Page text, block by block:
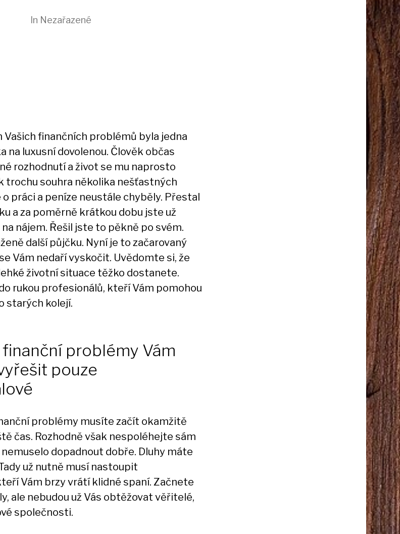
In Nezařazené
Vašich finančních problémů byla jedna
na luxusní dovolenou. Člověk občas
rozhodnutí a život se mu naprosto
trochu souhra několika nešťastných
o práci a peníze neustále chyběly. Přestal
a za poměrně krátkou dobu jste už
nájem. Řešil jste to pěkně po svém.
další půjčku. Nyní je to začarovaný
Vám nedaří vyskočit. Uvědomte si, že
životní situace těžko dostanete.
rukou profesionálů, kteří Vám pomohou
starých kolejí.
finanční problémy Vám
pouze
problémy musíte začít okamžitě
čas. Rozhodně však nespoléhejte sám
nemuselo dopadnout dobře. Dluhy máte
už nutně musí nastoupit
Vám brzy vrátí klidné spaní. Začnete
ale nebudou už Vás obtěžovat věřitelé,
společnosti.